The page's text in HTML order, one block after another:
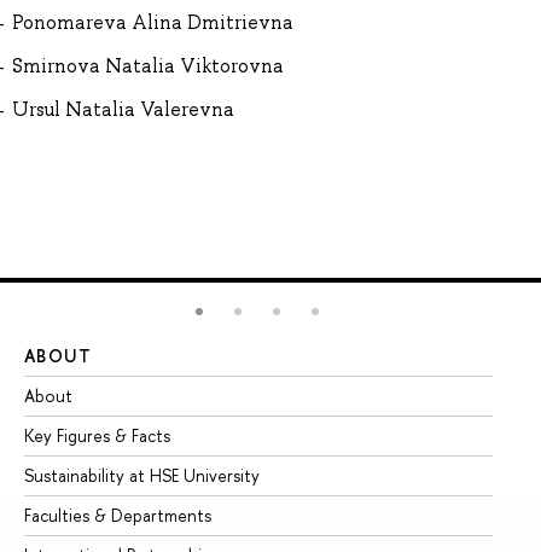
Ponomareva Alina Dmitrievna
Smirnova Natalia Viktorovna
Ursul Natalia Valerevna
ABOUT
About
Key Figures & Facts
Sustainability at HSE University
Faculties & Departments